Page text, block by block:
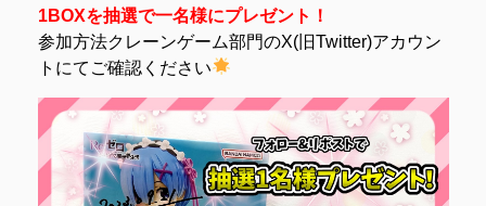
1BOXを抽選で一名様にプレゼント！
参加方法クレーンゲーム部門のX(旧Twitter)アカウン
トにてご確認ください